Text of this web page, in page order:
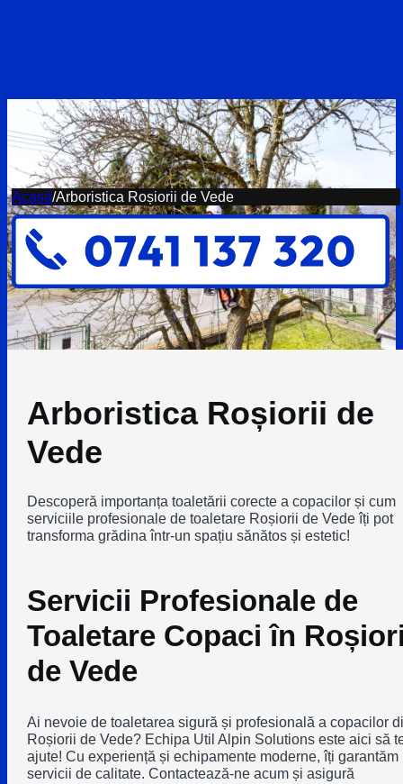
Acasă/Arboristica Roșiorii de Vede
Arboristica Roșiorii de
Vede
Descoperă importanța toaletării corecte a copacilor și cum
serviciile profesionale de toaletare Roșiorii de Vede îți pot
transforma grădina într-un spațiu sănătos și estetic!
Servicii Profesionale de
Toaletare Copaci în
de Vede
Ai nevoie de toaletarea sigură și profesională a copacilor
Roșiorii de Vede? Echipa Util Alpin Solutions este aici să
ajute! Cu experiență și echipamente moderne, îți garantăm
servicii de calitate. Contactează-ne acum și asigură